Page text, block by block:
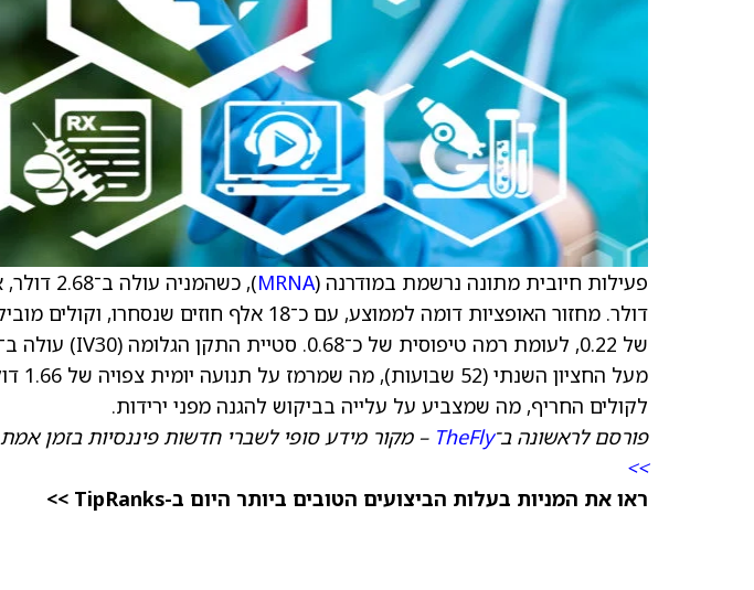
פעילות חיובית מתונה נרשמת במודרנה (MRNA
דולר. מחזור האופציות דומה לממוצע, עם כ־18 אלף
מעל
לקולים החריף, מה שמצביע על עלייה בביקוש להגנה מפני ירידות.
פורסם לראשונה ב־TheFly – מקור מידע סופי לשברי חדשות פיננסיות בזמן
>>
ראו את המניות בעלות הביצועים הטובים ביותר היום ב-TipRanks >>